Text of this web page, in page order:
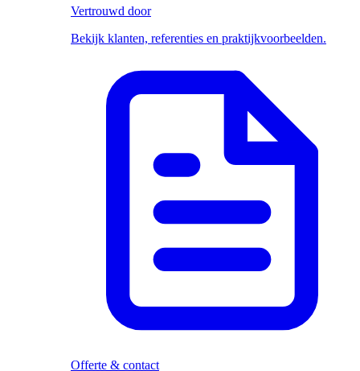
Vertrouwd door
Bekijk klanten, referenties en praktijkvoorbeelden.
Offerte & contact